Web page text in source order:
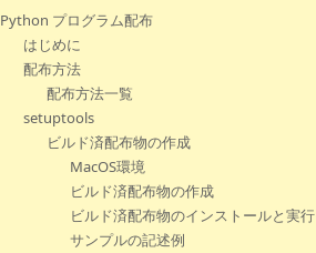
Python プログラム配布
はじめに
配布方法
配布方法一覧
setuptools
ビルド済配布物の作成
MacOS環境
ビルド済配布物の作成
ビルド済配布物のインストールと実行
サンプルの記述例